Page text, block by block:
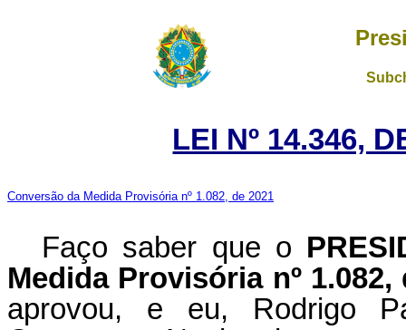
LEI Nº 14.346,
Conversão da Medida Provisória nº 1.082, de 2021
Faço saber que o
Medida Provisória nº 1.082,
aprovou, e eu, Rodrigo